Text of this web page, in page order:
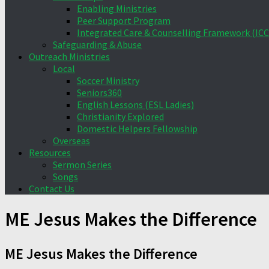
Enabling Ministries
Peer Support Program
Integrated Care & Counselling Framework
Safeguarding & Abuse
Outreach Ministries
Local
Soccer Ministry
Seniors360
English Lessons (ESL Ladies)
Christianity Explored
Domestic Helpers Fellowship
Overseas
Resources
Sermon Series
Songs
Contact Us
ME Jesus Makes the Difference
ME Jesus Makes the Difference